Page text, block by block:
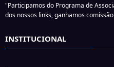
"Participamos do Programa de
dos nossos links, ganhamos
INSTITUCIONAL